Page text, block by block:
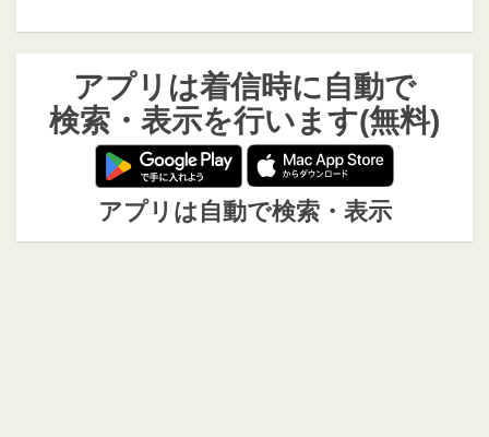
アプリは着信時に自動で
検索・表示を行います(無料)
アプリは自動で検索・表示